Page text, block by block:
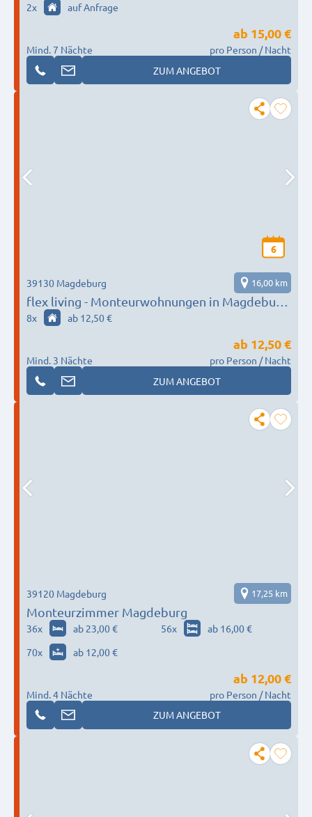
Personen
2x auf Anfrage
Mind. 7 Nächte
ab 15,00 €
pro Person / Nacht
ZUM ANGEBOT
6
flex living - Monteurwohnungen in Magdeburg
(DEU|EN|PL|HU|RU)
39130 Magdeburg 16,00 km
8x ab 12,50 €
Mind. 3 Nächte
ab 12,50 €
pro Person / Nacht
ZUM ANGEBOT
Monteurzimmer Magdeburg
39120 Magdeburg 17,25 km
36x ab 23,00 € 56x
ab 16,00 €
70x ab 12,00 €
Mind. 4 Nächte
ab 12,00 €
pro Person / Nacht
ZUM ANGEBOT